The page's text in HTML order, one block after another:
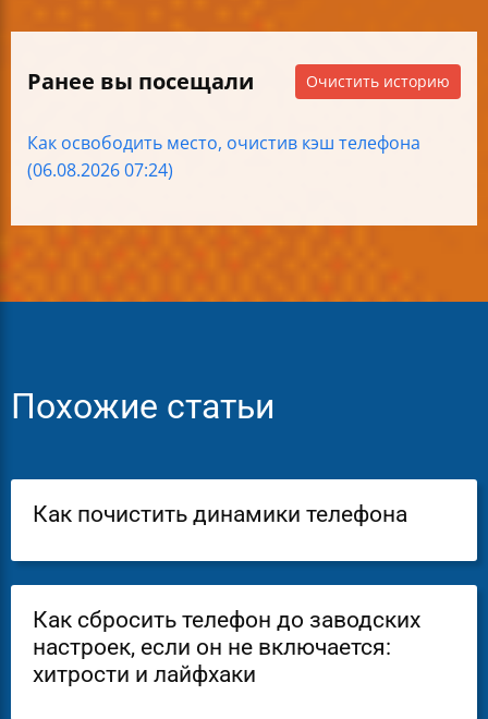
Ранее вы посещали Очистить историю
Как освободить место, очистив кэш телефона
(06.08.2026 07:24)
Похожие статьи
Как почистить динамики телефона
Как сбросить телефон до заводских
настроек, если он не включается:
хитрости и лайфхаки